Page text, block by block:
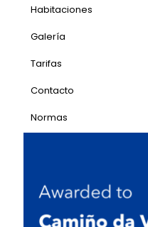
Habitaciones
Galería
Tarifas
Contacto
Normas